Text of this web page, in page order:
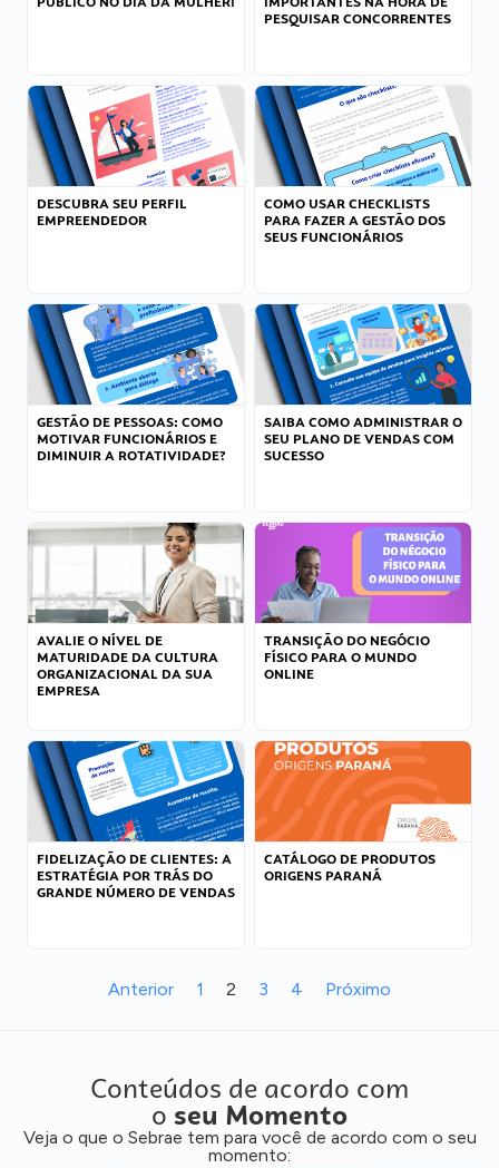
PESQUISAR CONCORRENTES
DESCUBRA SEU PERFIL
EMPREENDEDOR
COMO USAR CHECKLISTS
PARA FAZER A GESTÃO DOS
SEUS FUNCIONÁRIOS
GESTÃO DE PESSOAS: COMO
MOTIVAR FUNCIONÁRIOS E
DIMINUIR A ROTATIVIDADE?
SAIBA COMO ADMINISTRAR O
SEU PLANO DE VENDAS COM
SUCESSO
AVALIE O NÍVEL DE
MATURIDADE DA CULTURA
ORGANIZACIONAL DA SUA
EMPRESA
TRANSIÇÃO DO NEGÓCIO
FÍSICO PARA O MUNDO
ONLINE
FIDELIZAÇÃO DE CLIENTES: A
ESTRATÉGIA POR TRÁS DO
GRANDE NÚMERO DE VENDAS
CATÁLOGO DE PRODUTOS
ORIGENS PARANÁ
Anterior 1 2 3 4 Próximo
Conteúdos de acordo com
o seu Momento
Veja o que o Sebrae tem para você de acordo com o seu
momento: